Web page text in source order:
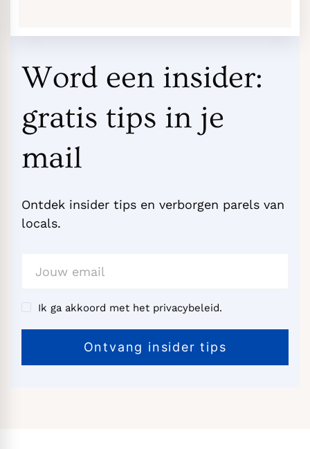
Word een insider:
gratis tips in je
mail
Ontdek insider tips en verborgen parels van
locals.
Ik ga akkoord met het privacybeleid.